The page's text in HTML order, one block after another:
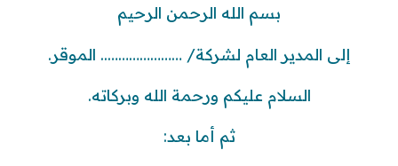
بسم الله الرحمن الرحيم
إلى المدير العام لشركة/ ………………….. الموقر.
السلام عليكم ورحمة الله وبركاته.
ثم أما بعد: